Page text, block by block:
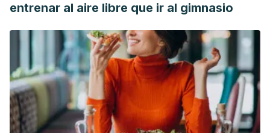
entrenar al aire libre que ir al gimnasio